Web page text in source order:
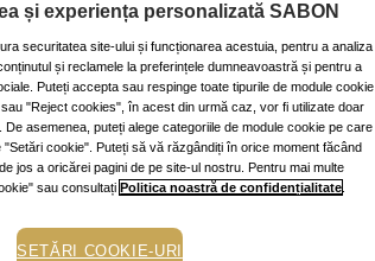
și experiența personalizată SABON
securitatea site-ului și funcționarea acestuia, pentru a analiza
și reclamele la preferințele dumneavoastră și pentru a
Puteți accepta sau respinge toate tipurile de module cookie
"Reject cookies", în acest din urmă caz, vor fi utilizate doar
asemenea, puteți alege categoriile de module cookie pe care
cookie". Puteți să vă răzgândiți în orice moment făcând
jos a oricărei pagini de pe site-ul nostru. Pentru mai multe
sau consultațiPolitica noastră de confidențialitate
SETĂRI COOKIE-URI